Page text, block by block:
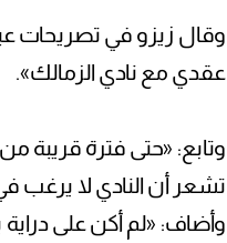
وقال زيزو في تصريحات
عقدي مع نادي الزمالك».
وتابع: «حتى فترة قريبة
تشعر أن النادي لا
وأضاف: «لم أكن على